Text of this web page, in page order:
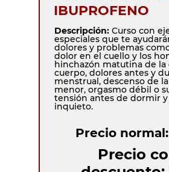
IBUPROFENO
Descripción: Curso con
especiales que te
dolores y problemas
dolor en el cuello y los
hinchazón matutina de la
cuerpo, dolores antes y
menstrual, descenso de
menor, orgasmo débil o
tensión antes de dormir
inquieto.
Precio
Precio